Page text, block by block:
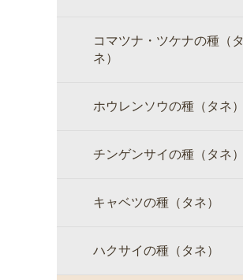
コマツナ・ツケナの種（タ
ネ）
ホウレンソウの種（タネ）
チンゲンサイの種（タネ）
キャベツの種（タネ）
ハクサイの種（タネ）